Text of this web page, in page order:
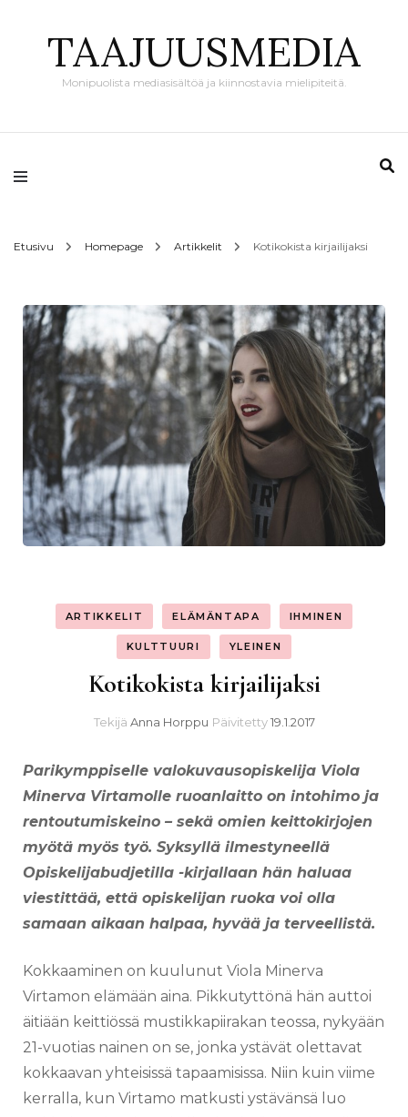
TAAJUUSMEDIA
Monipuolista mediasisältöä ja kiinnostavia mielipiteitä.
Etusivu Homepage Artikkelit Kotikokista kirjailijaksi
ARTIKKELIT ELÄMÄNTAPA IHMINEN
KULTTUURI YLEINEN
Kotikokista kirjailijaksi
Tekijä Anna Horppu Päivitetty19.1.2017
Parikymppiselle valokuvausopiskelija Viola
Minerva Virtamolle ruoanlaitto on intohimo ja
rentoutumiskeino – sekä omien keittokirjojen
myötä myös työ. Syksyllä ilmestyneellä
Opiskelijabudjetilla -kirjallaan hän haluaa
viestittää, että opiskelijan ruoka voi olla
samaan aikaan halpaa, hyvää ja terveellistä.
Kokkaaminen on kuulunut Viola Minerva
Virtamon elämään aina. Pikkutyttönä hän auttoi
äitiään keittiössä mustikkapiirakan teossa, nykyään
21-vuotias nainen on se, jonka ystävät olettavat
kokkaavan yhteisissä tapaamisissa. Niin kuin viime
kerralla, kun Virtamo matkusti ystävänsä luo